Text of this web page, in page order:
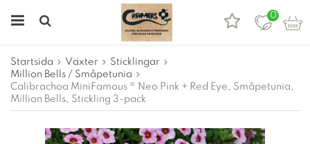
0
Startsida Växter
Sticklingar
Million Bells / Småpetunia
Calibrachoa MiniFamous ® Neo Pink + Red Eye, Småpetunia,
Million Bells, Stickling 3-pack